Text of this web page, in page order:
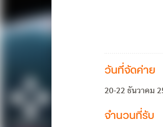
วันที่จัดค่าย
20-22 ธันวาคม
จำนวนที่รับ